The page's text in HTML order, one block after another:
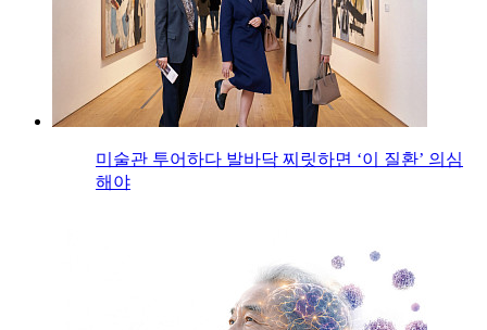
미술관 투어하다 발바닥 찌릿하면 ‘이 질환’ 의심
해야